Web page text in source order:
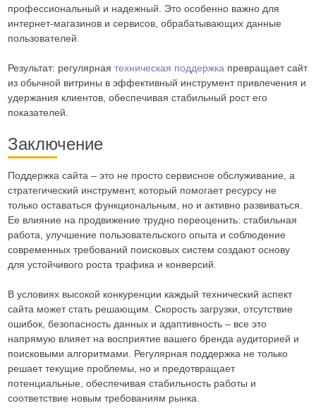
профессиональный и надежный. Это особенно важно для
интернет-магазинов и сервисов, обрабатывающих данные
пользователей.
Результат: регулярная техническая поддержка превращает сайт
из обычной витрины в эффективный инструмент привлечения и
удержания клиентов, обеспечивая стабильный рост его
показателей.
Заключение
Поддержка сайта – это не просто сервисное обслуживание, а
стратегический инструмент, который помогает ресурсу не
только оставаться функциональным, но и активно развиваться.
Ее влияние на продвижение трудно переоценить: стабильная
работа, улучшение пользовательского опыта и соблюдение
современных требований поисковых систем создают основу
для устойчивого роста трафика и конверсий.
В условиях высокой конкуренции каждый технический аспект
сайта может стать решающим. Скорость загрузки, отсутствие
ошибок, безопасность данных и адаптивность – все это
напрямую влияет на восприятие вашего бренда аудиторией и
поисковыми алгоритмами. Регулярная поддержка не только
решает текущие проблемы, но и предотвращает
потенциальные, обеспечивая стабильность работы и
соответствие новым требованиям рынка.